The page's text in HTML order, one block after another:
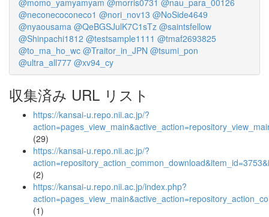
@momo_yamyamyam @morris0731 @nau_para_00126
@neconecoconeco1 @nori_nov13 @NoSide4649
@nyaousama @QeBGSJulK7C1sTz @saintsfellow
@Shinpachi1812 @testsample1111 @tmaf2693825
@to_ma_ho_wc @Traitor_in_JPN @tsumi_pon
@ultra_all777 @xv94_cy
収集済み URL リスト
https://kansai-u.repo.nii.ac.jp/?
(29)
https://kansai-u.repo.nii.ac.jp/?
(2)
https://kansai-u.repo.nii.ac.jp/index.php?
(1)